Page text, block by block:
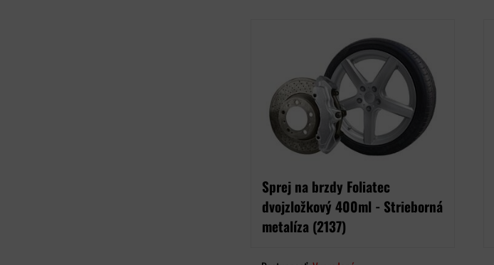
Sprej na brzdy Foliatec
dvojzložkový 400ml - Strieborná
metalíza (2137)